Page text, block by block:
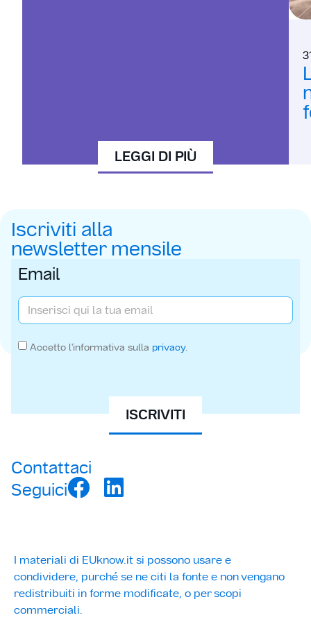
LEGGI DI PIÙ
Iscriviti alla
newsletter mensile
Email
Accetto l'informativa sulla privacy.
ISCRIVITI
Contattaci
Seguici
I materiali di EUknow.it si possono usare e
condividere, purché se ne citi la fonte e non vengano
redistribuiti in forme modificate, o per scopi
commerciali.